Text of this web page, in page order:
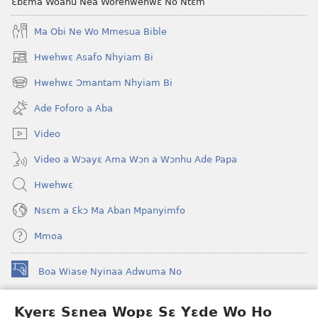
Kyerɛ Sɛnea Wopɛ Sɛ Yɛde Wo Ho
Ma Obi Ne Wo Mmesua Bible
Hwehwɛ Asafo Nhyiam Bi
(opens
new
window)
Hwehwɛ Ɔmantam Nhyiam Bi
(opens
new
window)
Ade Foforo a Aba
Video
Video a Wɔayɛ Ama Wɔn a Wɔnhu Ade Papa
Hwehwɛ
Nsɛm a Ɛkɔ Ma Aban Mpanyimfo
Mmoa
Boa Wiase Nyinaa Adwuma No
(opens
new
window)
Ɔwɛn-Aban INTANƐT SO NHOMAKORABEA™